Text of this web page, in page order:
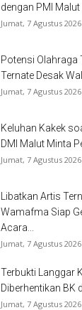
dengan PMI Malut
Jumat, 7 Agustus 2026
Potensi Olahraga
Ternate Desak
Jumat, 7 Agustus 2026
Keluhan Kakek
DMI Malut Minta
Jumat, 7 Agustus 2026
Libatkan Artis
Wamafma Siap
Acara...
Jumat, 7 Agustus 2026
Terbukti Langgar
Diberhentikan BK
Jumat, 7 Agustus 2026